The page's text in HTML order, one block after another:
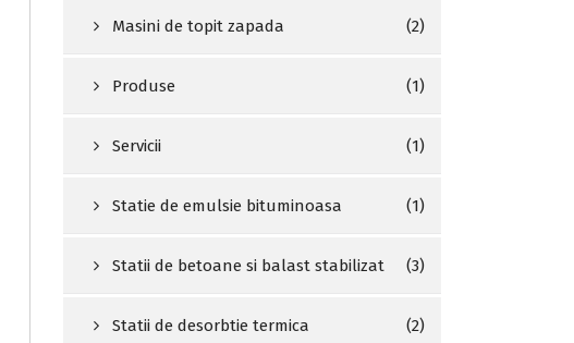
Masini de topit zapada (2)
Produse (1)
Servicii (1)
Statie de emulsie bituminoasa (1)
Statii de betoane si balast stabilizat (3)
Statii de desorbtie termica (2)